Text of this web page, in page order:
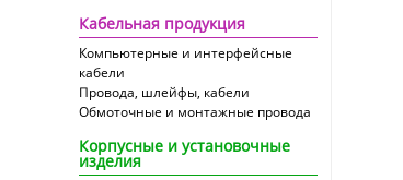
Кабельная продукция
Компьютерные и интерфейсные
кабели
Провода, шлейфы, кабели
Обмоточные и монтажные провода
Корпусные и установочные
изделия